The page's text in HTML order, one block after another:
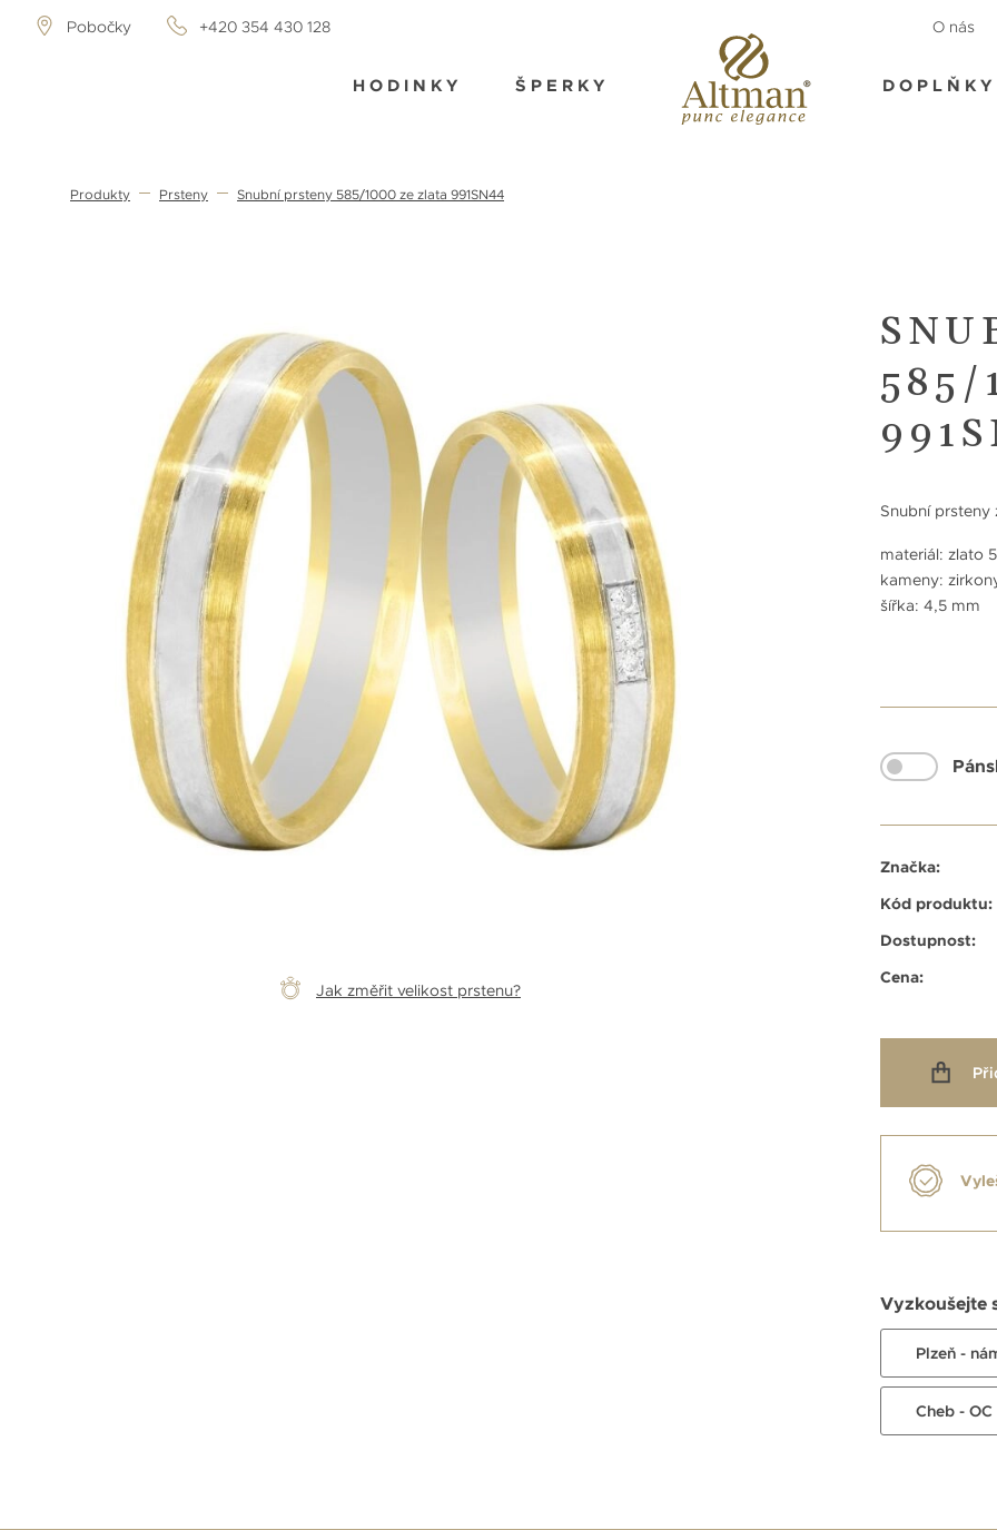
Pobočky +420 354 430 128 O nás
HODINKY ŠPERKY DOPLŇKY
Produkty Prsteny Snubní prsteny 585/1000 ze zlata 991SN44
Jak změřit velikost prstenu?
585/
Snubní prsteny
materiál: zlato
kameny:
šířka: 4,5 mm
Značka:
Kód produktu:
Dostupnost:
Cena:
Vyzkoušejte
Plzeň -
Cheb -